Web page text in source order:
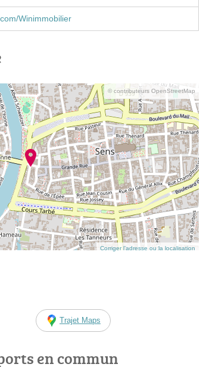
Winimmobilier
© contributeurs OpenStreetMap
Corriger l’adresse ou la localisation
Trajet Maps
en commun